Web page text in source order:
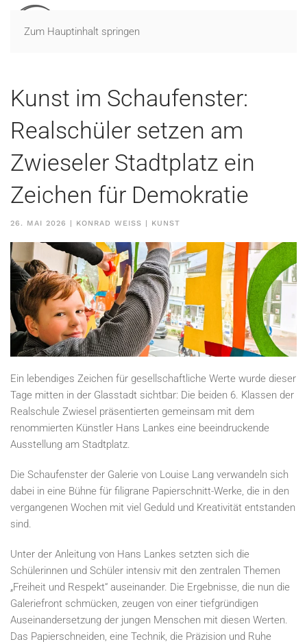
Zum Hauptinhalt springen
Kunst im Schaufenster:
Realschüler setzen am
Zwieseler Stadtplatz ein
Zeichen für Demokratie
26. MAI 2026 | KONRAD WEISS | KUNST
Ein lebendiges Zeichen für gesellschaftliche Werte wurde dieser
Tage mitten in der Glasstadt sichtbar: Die beiden 6. Klassen der
Realschule Zwiesel präsentierten gemeinsam mit dem
renommierten Künstler Hans Lankes eine beeindruckende
Ausstellung am Stadtplatz.
Die Schaufenster der Galerie von Louise Lang verwandeln sich
dabei in eine Bühne für filigrane Papierschnitt-Werke, die in den
vergangenen Wochen mit viel Geduld und Kreativität entstanden
sind.
Unter der Anleitung von Hans Lankes setzten sich die
Schülerinnen und Schüler intensiv mit den zentralen Themen
„Freiheit und Respekt“ auseinander. Die Ergebnisse, die nun die
Galeriefront schmücken, zeugen von einer tiefgründigen
Auseinandersetzung der jungen Menschen mit diesen Werten.
Das Papierschneiden, eine Technik, die Präzision und Ruhe